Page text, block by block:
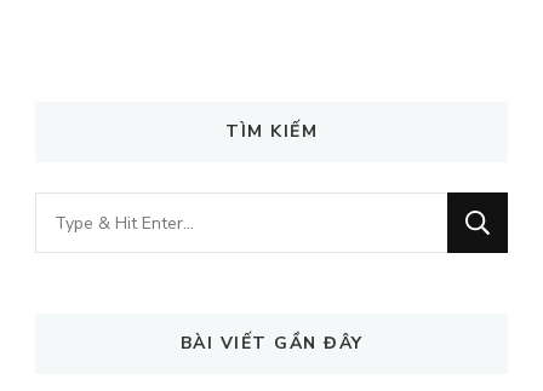
TÌM KIẾM
Looking
for
BÀI VIẾT GẦN ĐÂY